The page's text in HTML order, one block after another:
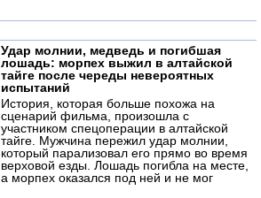
Удар молнии, медведь и погибшая
лошадь: морпех выжил в алтайской
тайге после череды невероятных
испытаний
История, которая больше похожа на
сценарий фильма, произошла с
участником спецоперации в алтайской
тайге. Мужчина пережил удар молнии,
который парализовал его прямо во время
верховой езды. Лошадь погибла на месте,
а морпех оказался под ней и не мог